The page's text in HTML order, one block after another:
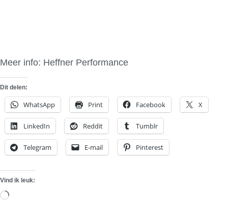
Meer info: Heffner Performance
Dit delen:
WhatsApp Print Facebook X
LinkedIn Reddit Tumblr
Telegram E-mail Pinterest
Vind ik leuk:
Aan